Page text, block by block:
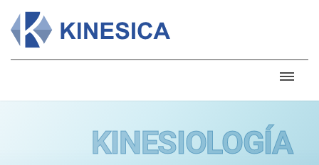
KINESIOLOGÍA